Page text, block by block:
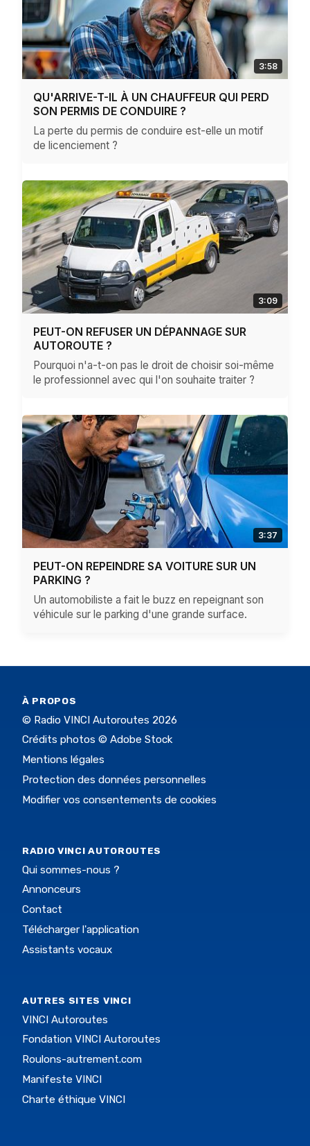
3:58
QU'ARRIVE-T-IL À UN CHAUFFEUR QUI PERD
SON PERMIS DE CONDUIRE ?
La perte du permis de conduire est-elle un motif
de licenciement ?
3:09
PEUT-ON REFUSER UN DÉPANNAGE SUR
AUTOROUTE ?
Pourquoi n'a-t-on pas le droit de choisir soi-même
le professionnel avec qui l'on souhaite traiter ?
3:37
PEUT-ON REPEINDRE SA VOITURE SUR UN
PARKING ?
Un automobiliste a fait le buzz en repeignant son
véhicule sur le parking d'une grande surface.
À PROPOS
© Radio VINCI Autoroutes 2026
Crédits photos © Adobe Stock
Mentions légales
Protection des données personnelles
Modifier vos consentements de cookies
RADIO VINCI AUTOROUTES
Qui sommes-nous ?
Annonceurs
Contact
Télécharger l'application
Assistants vocaux
AUTRES SITES VINCI
VINCI Autoroutes
Fondation VINCI Autoroutes
Roulons-autrement.com
Manifeste VINCI
Charte éthique VINCI